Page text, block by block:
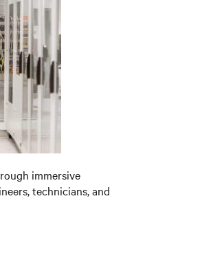
immersive
technicians, and